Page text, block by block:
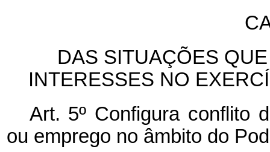
DAS SITUAÇÕES
INTERESSES NO
Art. 5º Configura conflito
ou emprego no âmbito do